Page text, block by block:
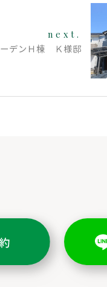
next.
デンＨ棟 Ｋ様邸